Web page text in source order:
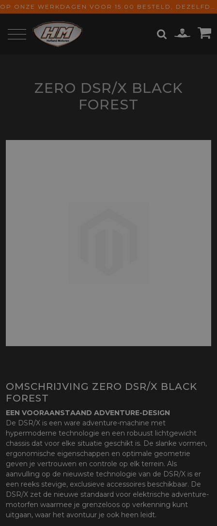
OP ONZE WERKDAGEN VOOR 15:00 BESTELD, DEZELFDE DAG VERZONDEN! GRATIS VERZENDING VANAF € 65,-
ZERO DSR/X BLACK
FOREST
OMSCHRIJVING ZERO DSR/X BLACK
FOREST
EEN VOORAANSTAAND ADVENTURE-DESIGN
De DSR/X is een ware adventure-machine met
hypermoderne technologie en een robuust lichtgewicht
chassis dat voor elke situatie geschikt is. De slanke vormen,
ergonomische eigenschappen en optimale geometrie
geven je vertrouwen en controle op elk terrein. Als
aanvulling op de nieuwste technologie van de DSR/X is er
een reeks stevige, exclusieve accessoires beschikbaar. De
DSR/X zet de nieuwe standaard voor elektrische adventure-
motorfen waarmee je grenzeloos op verkenning kunt
uitgaan, waar het avontuur je ook heen leidt.